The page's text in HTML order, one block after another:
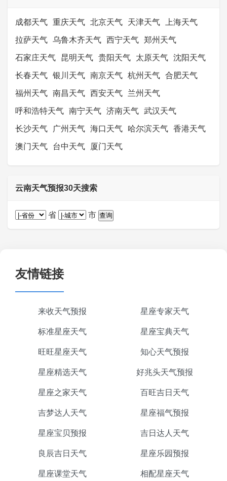
成都天气 重庆天气 北京天气 天津天气 上海天气
拉萨天气 乌鲁木齐天气 西宁天气 郑州天气
石家庄天气 昆明天气 贵阳天气 太原天气 沈阳天气
长春天气 银川天气 南京天气 杭州天气 合肥天气
福州天气 南昌天气 西安天气 兰州天气
呼和浩特天气 南宁天气 济南天气 武汉天气
长沙天气 广州天气 海口天气 哈尔滨天气 香港天气
澳门天气 台中天气 厦门天气
云南天气预报30天搜索
省 市
友情链接
来收天气预报 星座专家天气
标准星座天气 星座宝典天气
旺旺星座天气 知心天气预报
星座精选天气 好兆头天气预报
星座之家天气 百旺吉日天气
吉梦达人天气 星座福气预报
星座宝贝预报 吉日达人天气
良辰吉日天气 星座乐园预报
星座课堂天气 相配星座天气